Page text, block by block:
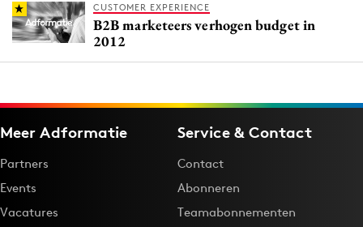
CUSTOMER EXPERIENCE
B2B marketeers verhogen budget in
2012
Meer Adformatie
Partners
Events
Vacatures
Service & Contact
Contact
Abonneren
Teamabonnementen